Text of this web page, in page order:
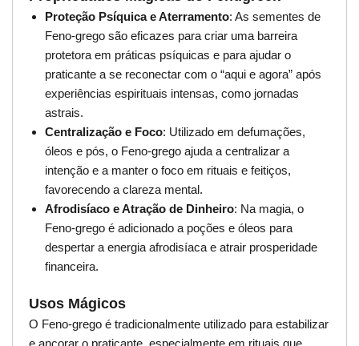
Proteção Psíquica e Aterramento: As sementes de
Feno-grego são eficazes para criar uma barreira
protetora em práticas psíquicas e para ajudar o
praticante a se reconectar com o “aqui e agora” após
experiências espirituais intensas, como jornadas
astrais.
Centralização e Foco: Utilizado em defumações,
óleos e pós, o Feno-grego ajuda a centralizar a
intenção e a manter o foco em rituais e feitiços,
favorecendo a clareza mental.
Afrodisíaco e Atração de Dinheiro: Na magia, o
Feno-grego é adicionado a poções e óleos para
despertar a energia afrodisíaca e atrair prosperidade
financeira.
Usos Mágicos
O Feno-grego é tradicionalmente utilizado para estabilizar